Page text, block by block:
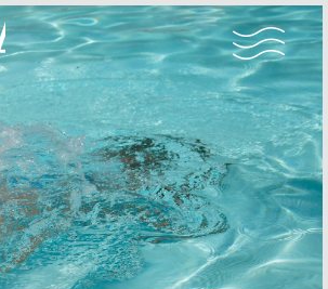
Naturisme
Communauté
Calendrier